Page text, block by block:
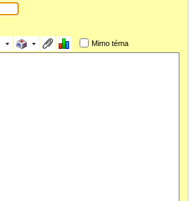
Mimo téma